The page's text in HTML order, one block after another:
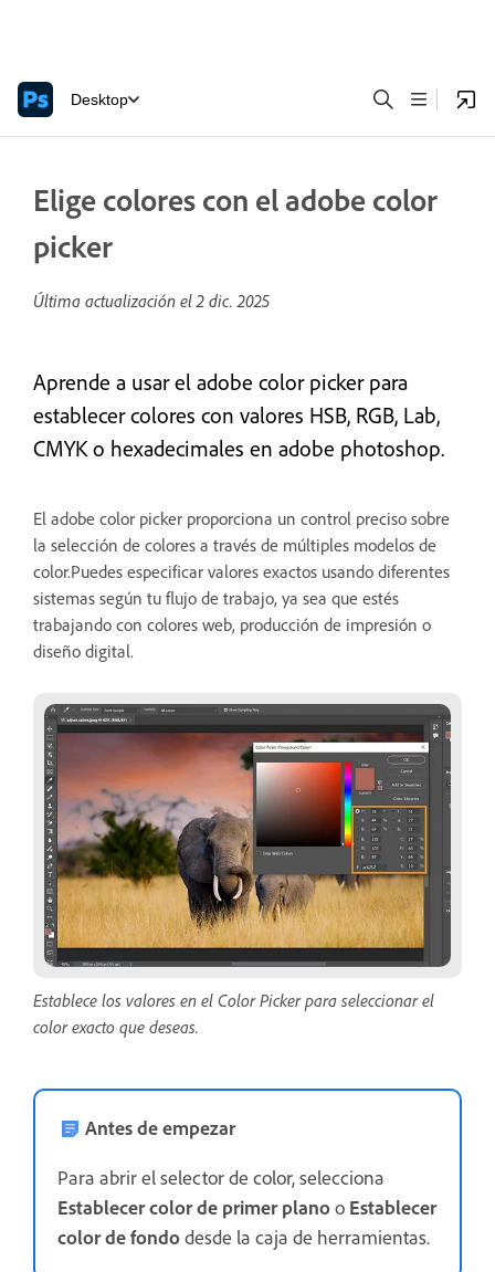
Desktop
Elige colores con el adobe color
picker
Última actualización el2 dic. 2025
Aprende a usar el adobe color picker para
establecer colores con valores HSB, RGB, Lab,
CMYK o hexadecimales en adobe photoshop.
El adobe color picker proporciona un control preciso sobre
la selección de colores a través de múltiples modelos de
color.Puedes especificar valores exactos usando diferentes
sistemas según tu flujo de trabajo, ya sea que estés
trabajando con colores web, producción de impresión o
diseño digital.
Establece los valores en el Color Picker para seleccionar el
color exacto que deseas.
Antes de empezar
Para abrir el selector de color, selecciona
Establecer color de primer planoo Establecer
color de fondodesde la caja de herramientas.